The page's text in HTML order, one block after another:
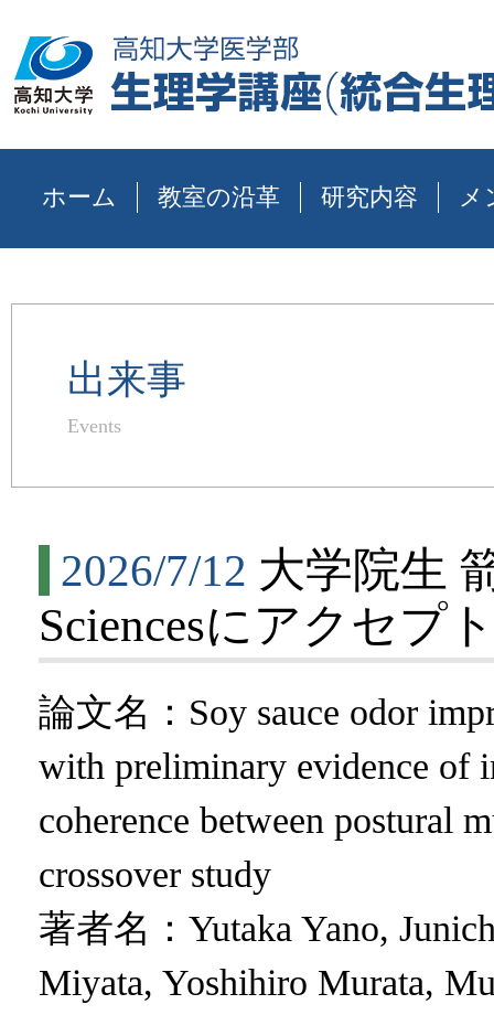
ホーム 教室の沿革 研究内容 メ
出来事
Events
2026/7/12 大学院生
Sciencesにアクセプ
論文名：Soy sauce odor
with preliminary evidence of
coherence between postural
crossover study
著者名：Yutaka Yano,
Miyata, Yoshihiro Murata,